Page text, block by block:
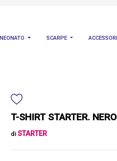
NEONATO SCARPE ACCESSORI
T-SHIRT STARTER. NERO
di STARTER